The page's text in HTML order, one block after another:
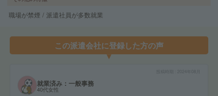
職場が禁煙 / 派遣社員が多数就業
この派遣会社に登録した方の声
2024年08月
就業済み：一般事務
40代女性